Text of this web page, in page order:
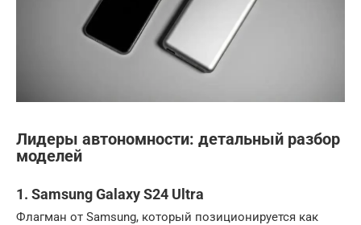
Лидеры автономности: детальный разбор
моделей
1. Samsung Galaxy S24 Ultra
Флагман от Samsung, который позиционируется как